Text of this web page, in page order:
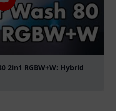
2in1 RGBW+W: Hybrid